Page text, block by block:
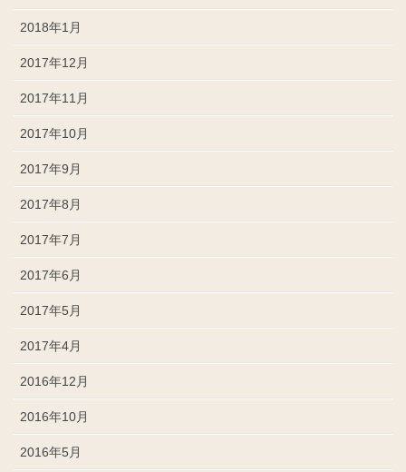
2018年1月
2017年12月
2017年11月
2017年10月
2017年9月
2017年8月
2017年7月
2017年6月
2017年5月
2017年4月
2016年12月
2016年10月
2016年5月